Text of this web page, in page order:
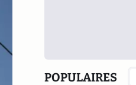
POPULAIRES